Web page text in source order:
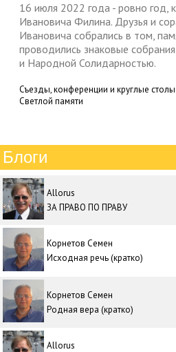
16 июля 2022 года - ровно год,
Ивановича Филина. Друзья и
Ивановича собрались в том,
проводились знаковые
и Народной Солидарностью.
Съезды, конференции и круглые столы
Светлой памяти
Блоги
Allorus
ЗА ПРАВО ПО ПРАВУ
Корнетов Семен
Исходная речь (кратко)
Корнетов Семен
Родная вера (кратко)
Allorus